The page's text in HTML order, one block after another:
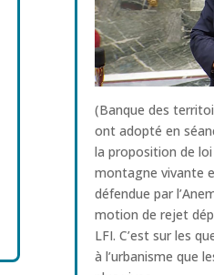
(Banque des
ont adopté en
la proposition de
montagne vivante
défendue par
motion de rejet
LFI. C’est sur les
à l’urbanisme que